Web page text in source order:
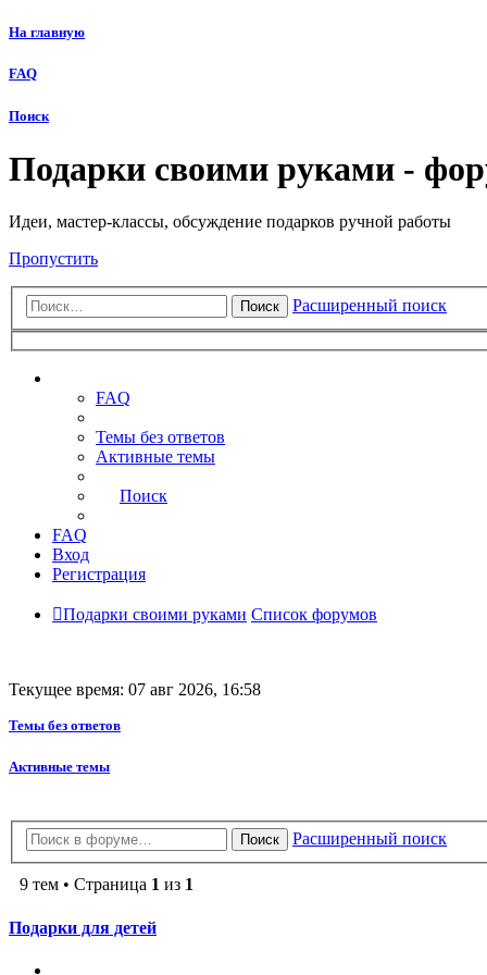
На главную
FAQ
Поиск
Подарки своими руками -
Идеи, мастер-классы, обсуждение подарков ручной работы
Пропустить
Поиск Расширенный поиск
FAQ
Темы без ответов
Активные темы
Поиск
FAQ
Вход
Регистрация
Подарки своими руками Список форумов
Текущее время: 07 авг 2026, 16:58
Темы без ответов
Активные темы
Поиск Расширенный поиск
9 тем • Страница 1 из 1
Подарки для детей